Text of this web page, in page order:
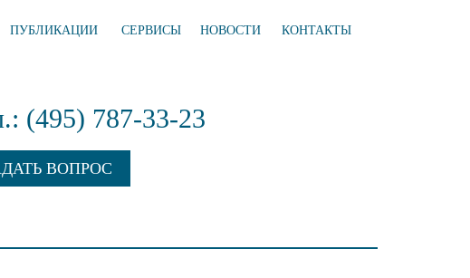
ПУБЛИКАЦИИ СЕРВИСЫ НОВОСТИ КОНТАКТЫ
(495) 787-33-23
ВОПРОС